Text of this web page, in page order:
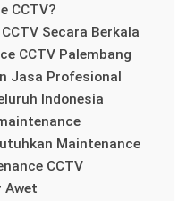
CCTV?
Secara Berkala
CCTV Palembang
Jasa Profesional
Indonesia
Maintenance
CCTV
Awet